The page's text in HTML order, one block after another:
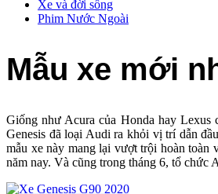
Xe và đời sống
Phim Nước Ngoài
Mẫu xe mới
Giống như Acura của Honda hay Lexus
Genesis đã loại Audi ra khỏi vị trí dẫn
mẫu xe này mang lại vượt trội hoàn toàn
năm nay. Và cũng trong tháng 6, tổ chức